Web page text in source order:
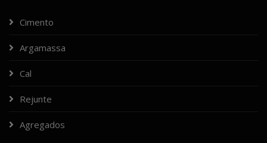
Cimento
Argamassa
Cal
Rejunte
Agregados